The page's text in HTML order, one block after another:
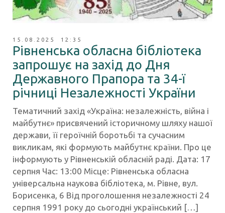
15.08.2025 12:35
Рівненська обласна бібліотека
запрошує на захід до Дня
Державного Прапора та 34-ї
річниці Незалежності України
Тематичний захід «Україна: незалежність, війна і
майбутнє» присвячений історичному шляху нашої
держави, її героїчній боротьбі та сучасним
викликам, які формують майбутнє країни. Про це
інформують у Рівненській обласній раді. Дата: 17
серпня Час: 13:00 Місце: Рівненська обласна
універсальна наукова бібліотека, м. Рівне, вул.
Борисенка, 6 Від проголошення незалежності 24
серпня 1991 року до сьогодні український […]